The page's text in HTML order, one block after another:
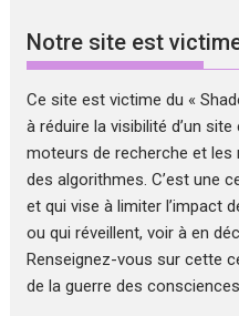
Notre site est
Ce site est victime du «
à réduire la visibilité d’un
moteurs de recherche et les
des algorithmes. C’est une
et qui vise à limiter l’impact
ou qui réveillent, voir à en
Renseignez-vous sur cette
de la guerre des